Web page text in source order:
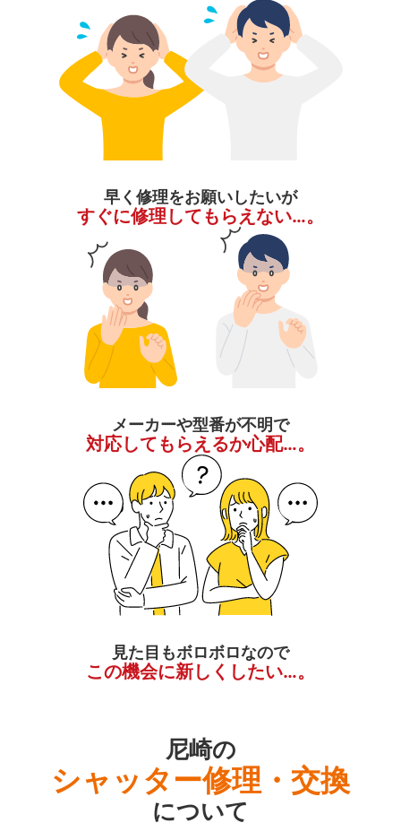
早く修理をお願いしたいが
すぐに修理してもらえない…。
メーカーや型番が不明で
対応してもらえるか心配…。
見た目もボロボロなので
この機会に新しくしたい…。
尼崎の
シャッター修理・交換
について